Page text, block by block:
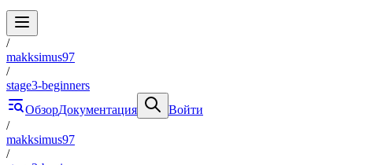
/
makksimus97
/
stage3-beginners
ОбзорДокументация
Войти
/
makksimus97
/